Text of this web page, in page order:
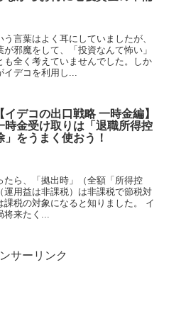
言葉はよく耳にしていましたが、
が邪魔をして、「投資なんて怖い」
も全く考えていませんでした。しか
イデコを利用し...
【イデコの出口戦略 一時金編】
時金受け取りは「退職所得控
」をうまく使おう！
たら、「拠出時」（全額「所得控
運用益は非課税）は非課税で節税対
税の対象になると知りました。 イ
将来たく...
サーリンク